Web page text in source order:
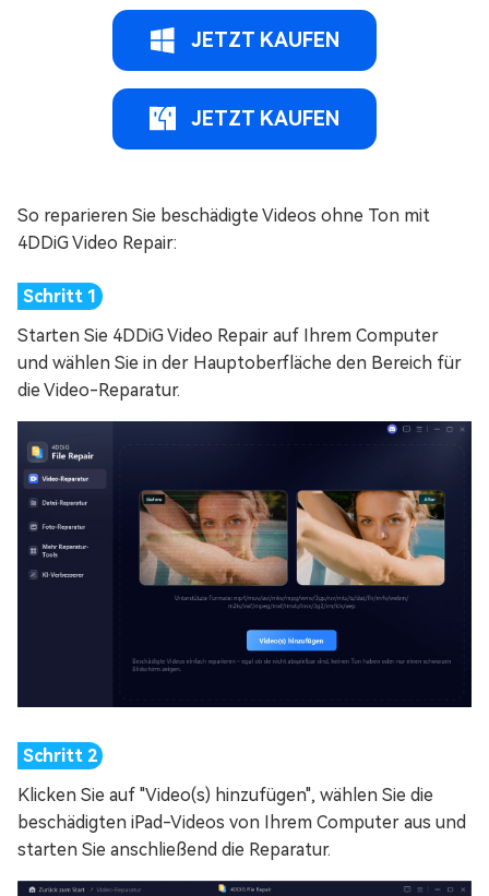
JETZT KAUFEN
JETZT KAUFEN
So reparieren Sie beschädigte Videos ohne Ton mit
4DDiG Video Repair:
Starten Sie 4DDiG Video Repair auf Ihrem Computer
und wählen Sie in der Hauptoberfläche den Bereich für
die Video-Reparatur.
Klicken Sie auf "Video(s) hinzufügen", wählen Sie die
beschädigten iPad-Videos von Ihrem Computer aus und
starten Sie anschließend die Reparatur.